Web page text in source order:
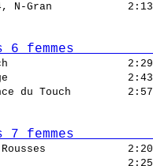
1964, N-Gran
6 femmes
Ranspach
Norvege
du Touch
7 femmes
Les Rousses
FI-Hollola